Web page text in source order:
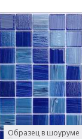
Образец в шоуруме